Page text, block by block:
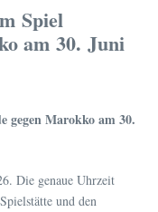
Spiel
am 30. Juni
gegen Marokko am 30.
Die genaue Uhrzeit
und den